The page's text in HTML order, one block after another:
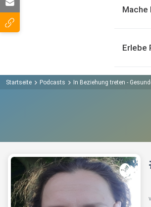
Mache
Erlebe
Startseite Podcasts In Beziehung treten -